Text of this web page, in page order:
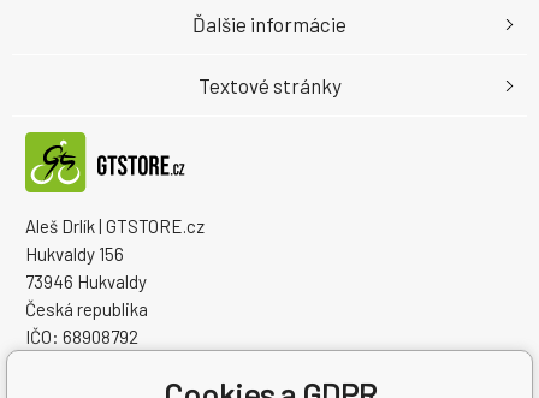
Aleš Drlík | GTSTORE.cz
Hukvaldy 156
73946 Hukvaldy
Česká republika
IČO: 68908792
Ďalšie informácie
Textové stránky